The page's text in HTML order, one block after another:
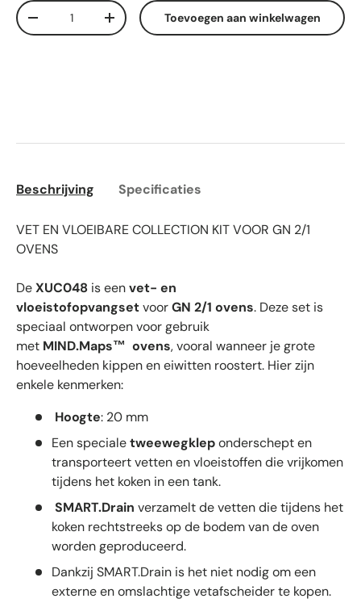
Aantal
-
+ Toevoegen aan winkelwagen
Beschrijving Specificaties
VET EN VLOEIBARE COLLECTION KIT VOOR GN 2/1
OVENS
DeXUC048 is eenvet- en
vloeistofopvangsetvoorGN 2/1 ovens. Deze set is
speciaal ontworpen voor gebruik
met MIND.Maps™ ovens, vooral wanneer je grote
hoeveelheden kippen en eiwitten roostert. Hier zijn
enkele kenmerken:
Hoogte: 20 mm
Een specialetweewegkleponderschept en
transporteert vetten en vloeistoffen die vrijkomen
tijdens het koken in een tank.
SMART.Drain verzamelt de vetten die tijdens het
koken rechtstreeks op de bodem van de oven
worden geproduceerd.
Dankzij SMART.Drain is het niet nodig om een
externe en omslachtige vetafscheider te kopen.